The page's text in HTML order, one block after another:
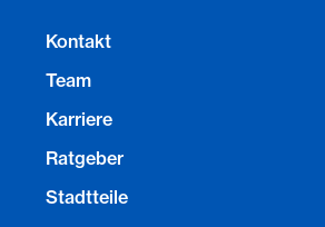
Kontakt
Team
Karriere
Ratgeber
Stadtteile